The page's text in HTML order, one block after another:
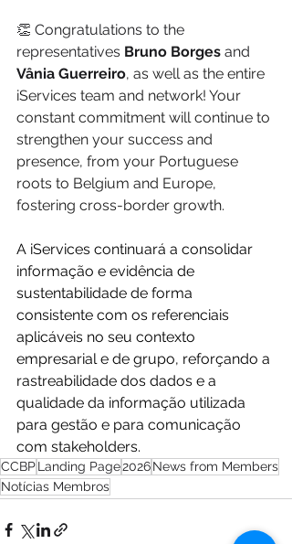
👏 Congratulations to the
representatives Bruno Borges and
Vânia Guerreiro, as well as the entire
iServices team and network! Your
constant commitment will continue to
strengthen your success and
presence, from your Portuguese
roots to Belgium and Europe,
fostering cross-border growth.
A iServices continuará a consolidar
informação e evidência de
sustentabilidade de forma
consistente com os referenciais
aplicáveis no seu contexto
empresarial e de grupo, reforçando a
rastreabilidade dos dados e a
qualidade da informação utilizada
para gestão e para comunicação
com stakeholders.
CCBPLanding Page2026News from Members
Notícias Membros